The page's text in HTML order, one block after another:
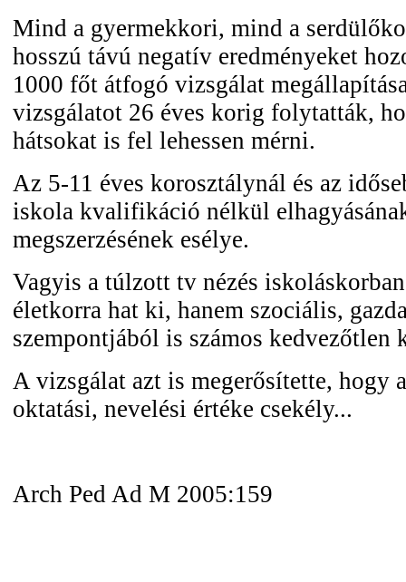
Mind a gyermekkori, mind a
hosszú távú negatív eredményeket
1000 főt átfogó vizsgálat
vizsgálatot 26 éves korig folytatták,
hátsokat is fel lehessen mérni.
Az 5-11 éves korosztálynál és az
iskola kvalifikáció nélkül
megszerzésének esélye.
Vagyis a túlzott tv nézés
életkorra hat ki, hanem szociális,
szempontjából is számos kedvezőtlen
A vizsgálat azt is megerősítette, hogy
oktatási, nevelési értéke csekély...
Arch Ped Ad M 2005:159